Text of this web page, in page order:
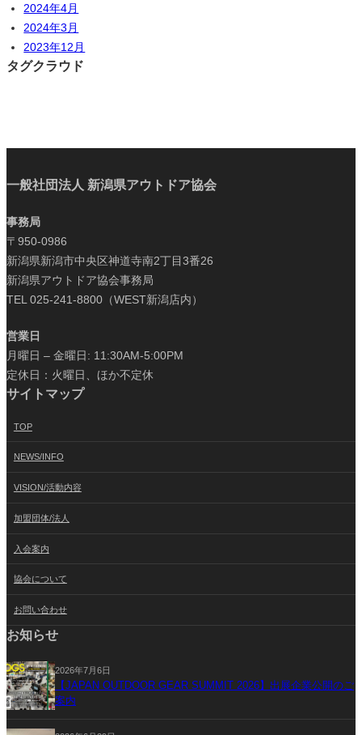
2024年4月
2024年3月
2023年12月
タグクラウド
一般社団法人 新潟県アウトドア協会
事務局
〒950-0986
新潟県新潟市中央区神道寺南2丁目3番26
新潟県アウトドア協会事務局
TEL 025-241-8800（WEST新潟店内）
営業日
月曜日 – 金曜日: 11:30AM-5:00PM
定休日：火曜日、ほか不定休
サイトマップ
TOP
NEWS/INFO
VISION/活動内容
加盟団体/法人
入会案内
協会について
お問い合わせ
お知らせ
2026年7月6日
【JAPAN OUTDOOR GEAR SUMMIT 2026】出展企業公開のご
案内